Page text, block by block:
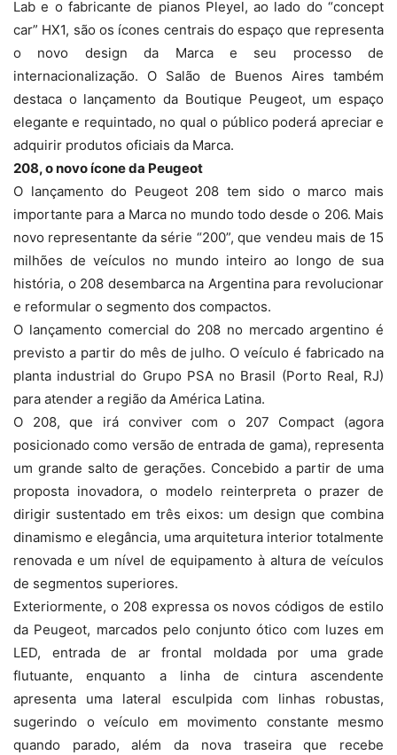
Lab e o fabricante de pianos Pleyel, ao lado do “concept
car” HX1, são os ícones centrais do espaço que representa
o novo design da Marca e seu processo de
internacionalização. O Salão de Buenos Aires também
destaca o lançamento da Boutique Peugeot, um espaço
elegante e requintado, no qual o público poderá apreciar e
adquirir produtos oficiais da Marca.
208, o novo ícone da Peugeot
O lançamento do Peugeot 208 tem sido o marco mais
importante para a Marca no mundo todo desde o 206. Mais
novo representante da série “200”, que vendeu mais de 15
milhões de veículos no mundo inteiro ao longo de sua
história, o 208 desembarca na Argentina para revolucionar
e reformular o segmento dos compactos.
O lançamento comercial do 208 no mercado argentino é
previsto a partir do mês de julho. O veículo é fabricado na
planta industrial do Grupo PSA no Brasil (Porto Real, RJ)
para atender a região da América Latina.
O 208, que irá conviver com o 207 Compact (agora
posicionado como versão de entrada de gama), representa
um grande salto de gerações. Concebido a partir de uma
proposta inovadora, o modelo reinterpreta o prazer de
dirigir sustentado em três eixos: um design que combina
dinamismo e elegância, uma arquitetura interior totalmente
renovada e um nível de equipamento à altura de veículos
de segmentos superiores.
Exteriormente, o 208 expressa os novos códigos de estilo
da Peugeot, marcados pelo conjunto ótico com luzes em
LED, entrada de ar frontal moldada por uma grade
flutuante, enquanto a linha de cintura ascendente
apresenta uma lateral esculpida com linhas robustas,
sugerindo o veículo em movimento constante mesmo
quando parado, além da nova traseira que recebe